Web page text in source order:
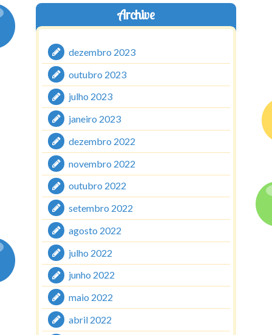
Archive
dezembro 2023
outubro 2023
julho 2023
janeiro 2023
dezembro 2022
novembro 2022
outubro 2022
setembro 2022
agosto 2022
julho 2022
junho 2022
maio 2022
abril 2022